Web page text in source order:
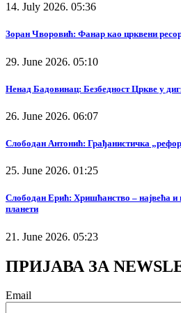
14. July 2026. 05:36
Зоран Чворовић: Фанар као црквени
29. June 2026. 05:10
Ненад Бадовинац: Безбедност Цркве у
26. June 2026. 06:07
Слободан Антонић: Грађанистичка
25. June 2026. 01:25
Слободан Ерић: Хришћанство – највећа и
планети
21. June 2026. 05:23
ПРИЈАВА ЗА
Email